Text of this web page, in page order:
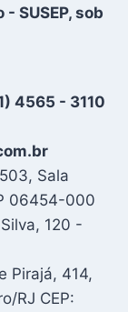
SUSEP, sob
4565 - 3110
Sala
06454-000
120 -
Pirajá, 414,
RJ CEP: